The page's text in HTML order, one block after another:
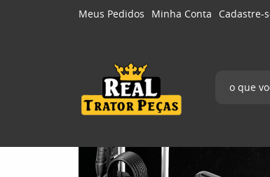
Meus Pedidos Minha Conta Cadastre-